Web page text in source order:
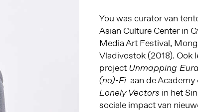
You was curator van
Asian Culture Center in
Media Art Festival,
Vladivostok (2018). Ook
project Unmapping
(no)-Fi aan de
Lonely Vectors in het
sociale impact van